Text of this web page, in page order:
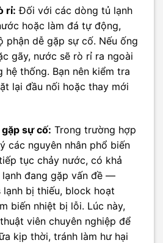
rỉ: Đối với các dòng tủ lạnh
hoặc làm đá tự động,
phận dễ gặp sự cố. Nếu ống
gãy, nước sẽ rò rỉ ra ngoài
thống. Bạn nên kiểm tra
lại đầu nối hoặc thay mới
sự cố: Trong trường hợp
các nguyên nhân phổ biến
tục chảy nước, có khả
lạnh đang gặp vấn đề —
lạnh bị thiếu, block hoạt
biến nhiệt bị lỗi. Lúc này,
viên chuyên nghiệp để
kịp thời, tránh làm hư hại